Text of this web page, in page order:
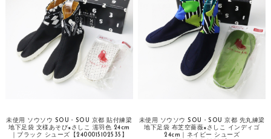
未使用 ソウソウ SOU・SOU 京都 貼付練梁
地下足袋 文様あそび×さしこ 濡羽色 24cm
｜ブラック シューズ【2400015102535】
未使用 ソウソウ SOU・SOU 京都 先丸練梁
地下足袋 布芝空薔薇×さしこ インディゴ
24cm｜ネイビー シューズ